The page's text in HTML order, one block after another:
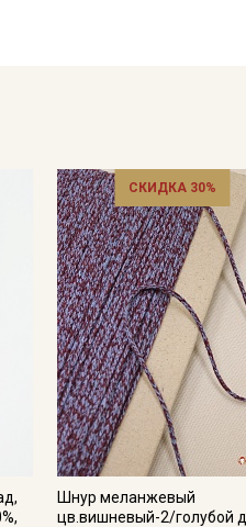
СКИДКА 30%
Шнур меланжевый
цв.вишневый-2/голубой